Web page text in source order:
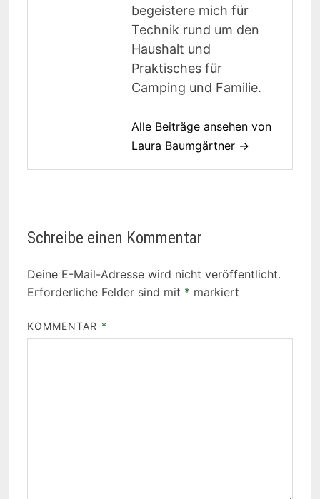
begeistere mich für
Technik rund um den
Haushalt und
Praktisches für
Camping und Familie.
Alle Beiträge ansehen von
Laura Baumgärtner →
Schreibe einen Kommentar
Deine E-Mail-Adresse wird nicht veröffentlicht.
Erforderliche Felder sind mit * markiert
KOMMENTAR *